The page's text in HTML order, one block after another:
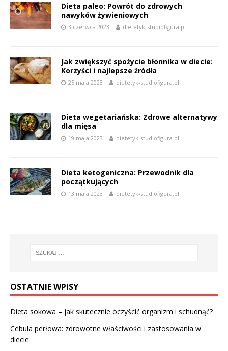
Dieta paleo: Powrót do zdrowych
nawyków żywieniowych
3 czerwca 2023 dietetyk-studiofigura.pl
Jak zwiększyć spożycie błonnika w diecie:
Korzyści i najlepsze źródła
25 maja 2023 dietetyk-studiofigura.pl
Dieta wegetariańska: Zdrowe alternatywy
dla mięsa
19 maja 2023 dietetyk-studiofigura.pl
Dieta ketogeniczna: Przewodnik dla
początkujących
13 maja 2023 dietetyk-studiofigura.pl
OSTATNIE WPISY
Dieta sokowa – jak skutecznie oczyścić organizm i schudnąć?
Cebula perłowa: zdrowotne właściwości i zastosowania w
diecie